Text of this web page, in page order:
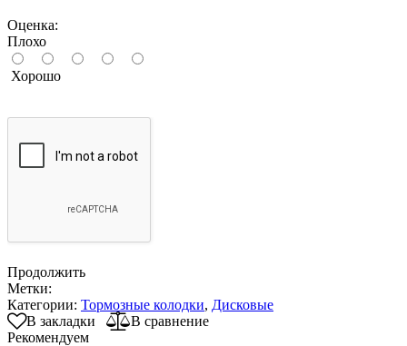
Оценка:
Плохо
Хорошо
Продолжить
Метки:
Категории: Тормозные колодки, Дисковые
В закладки
В сравнение
Рекомендуем